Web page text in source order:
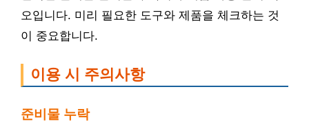
오입니다. 미리 필요한 도구와 제품을 체크하는 것
이 중요합니다.
이용 시 주의사항
준비물 누락